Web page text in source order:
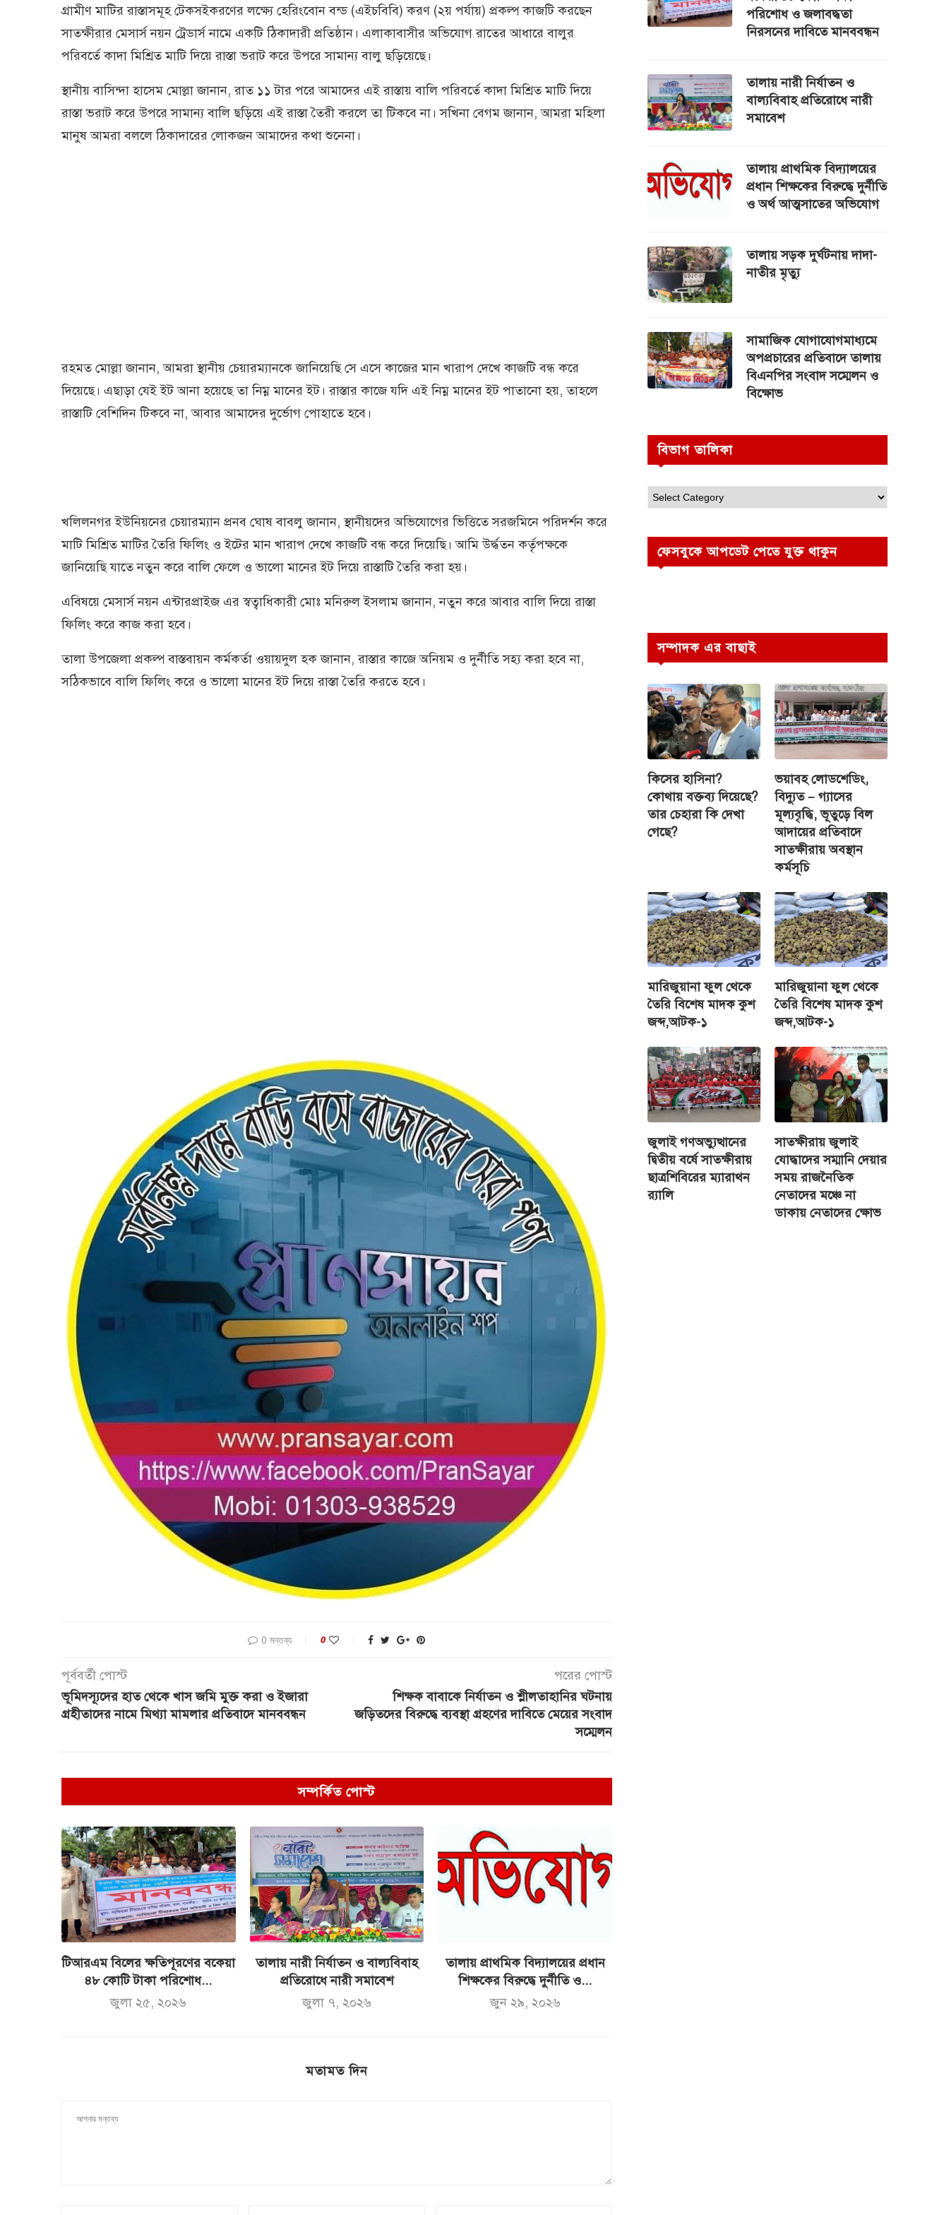
গ্রামীণ মাটির রাস্তাসমূহ টেকসইকরণের লক্ষ্যে হেরিংবোন বন্ড (এইচবিবি) করণ (২য় পর্যায়) প্রকল্প কাজটি করছেন
সাতক্ষীরার মেসার্স নয়ন ট্রেডার্স নামে একটি ঠিকাদারী প্রতিষ্ঠান। এলাকাবাসীর অভিযোগ রাতের আধারে বালুর
পরিবর্তে কাদা মিশ্রিত মাটি দিয়ে রাস্তা ভরাট করে উপরে সামান্য বালু ছড়িয়েছে।
স্থানীয় বাসিন্দা হাসেম মোল্লা জানান, রাত ১১ টার পরে আমাদের এই রাস্তায় বালি পরিবর্তে কাদা মিশ্রিত মাটি দিয়ে
রাস্তা ভরাট করে উপরে সামান্য বালি ছড়িয়ে এই রাস্তা তৈরী করলে তা টিকবে না। সখিনা বেগম জানান, আমরা মহিলা
মানুষ আমরা বললে ঠিকাদারের লোকজন আমাদের কথা শুনেনা।
রহমত মোল্লা জানান, আমরা স্থানীয় চেয়ারম্যানকে জানিয়েছি সে এসে কাজের মান খারাপ দেখে কাজটি বন্ধ করে
দিয়েছে। এছাড়া যেই ইট আনা হয়েছে তা নিম্ন মানের ইট। রাস্তার কাজে যদি এই নিম্ন মানের ইট পাতানো হয়, তাহলে
রাস্তাটি বেশিদিন টিকবে না, আবার আমাদের দুর্ভোগ পোহাতে হবে।
খলিলনগর ইউনিয়নের চেয়ারম্যান প্রনব ঘোষ বাবলু জানান, স্থানীয়দের অভিযোগের ভিত্তিতে সরজমিনে পরিদর্শন করে
মাটি মিশ্রিত মাটির তৈরি ফিলিং ও ইটের মান খারাপ দেখে কাজটি বন্ধ করে দিয়েছি। আমি উর্দ্ধতন কর্তৃপক্ষকে
জানিয়েছি যাতে নতুন করে বালি ফেলে ও ভালো মানের ইট দিয়ে রাস্তাটি তৈরি করা হয়।
এবিষয়ে মেসার্স নয়ন এন্টারপ্রাইজ এর স্বত্বাধিকারী মোঃ মনিরুল ইসলাম জানান, নতুন করে আবার বালি দিয়ে রাস্তা
ফিলিং করে কাজ করা হবে।
তালা উপজেলা প্রকল্প বাস্তবায়ন কর্মকর্তা ওয়ায়দুল হক জানান, রাস্তার কাজে অনিয়ম ও দুর্নীতি সহ্য করা হবে না,
সঠিকভাবে বালি ফিলিং করে ও ভালো মানের ইট দিয়ে রাস্তা তৈরি করতে হবে।
0 মন্তব্য 0
পূর্ববর্তী পোস্ট
ভূমিদস্যূদের হাত থেকে খাস জমি মুক্ত করা ও ইজারা
গ্রহীতাদের নামে মিথ্যা মামলার প্রতিবাদে মানববন্ধন
পরের পোস্ট
শিক্ষক বাবাকে নির্যাতন ও শ্লীলতাহানির ঘটনায়
জড়িতদের বিরুদ্ধে ব্যবস্থা গ্রহণের দাবিতে মেয়ের সংবাদ
সম্মেলন
সম্পর্কিত পোস্ট
টিআরএম বিলের ক্ষতিপূরণের বকেয়া
৪৮ কোটি টাকা পরিশোধ...
জুলা ২৫, ২০২৬
তালায় নারী নির্যাতন ও বাল্যবিবাহ
প্রতিরোধে নারী সমাবেশ
জুলা ৭, ২০২৬
তালায় প্রাথমিক বিদ্যালয়ের প্রধান
শিক্ষকের বিরুদ্ধে দুর্নীতি ও...
জুন ২৯, ২০২৬
মতামত দিন
পরিশোধ ও জলাবদ্ধতা
নিরসনের দাবিতে মানববন্ধন
তালায় নারী নির্যাতন ও
বাল্যবিবাহ প্রতিরোধে নারী
সমাবেশ
তালায় প্রাথমিক বিদ্যালয়ের
প্রধান শিক্ষকের বিরুদ্ধে দুর্নীতি
ও অর্থ আত্মসাতের অভিযোগ
তালায় সড়ক দুর্ঘটনায় দাদা-
নাতীর মৃত্যু
সামাজিক যোগাযোগমাধ্যমে
অপপ্রচারের প্রতিবাদে তালায়
বিএনপির সংবাদ সম্মেলন ও
বিক্ষোভ
বিভাগ তালিকা
ফেসবুকে আপডেট পেতে যুক্ত থাকুন
সম্পাদক এর বাছাই
কিসের হাসিনা?
কোথায় বক্তব্য দিয়েছে?
তার চেহারা কি দেখা
গেছে?
ভয়াবহ লোডশেডিং,
বিদ্যুত – গ্যাসের
মূল্যবৃদ্ধি, ভূতুড়ে বিল
আদায়ের প্রতিবাদে
সাতক্ষীরায় অবস্থান
কর্মসূচি
মারিজুয়ানা ফুল থেকে
তৈরি বিশেষ মাদক কুশ
জব্দ,আটক-১
মারিজুয়ানা ফুল থেকে
তৈরি বিশেষ মাদক কুশ
জব্দ,আটক-১
জুলাই গণঅভ্যুত্থানের
দ্বিতীয় বর্ষে সাতক্ষীরায়
ছাত্রশিবিরের ম্যারাথন
র‌্যালি
সাতক্ষীরায় জুলাই
যোদ্ধাদের সম্মানি দেয়ার
সময় রাজনৈতিক
নেতাদের মঞ্চে না
ডাকায় নেতাদের ক্ষোভ